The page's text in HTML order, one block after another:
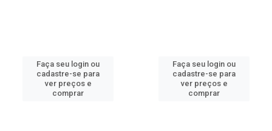
Faça seu login ou
cadastre-se para
ver preços e
comprar
Faça seu login ou
cadastre-se para
ver preços e
comprar